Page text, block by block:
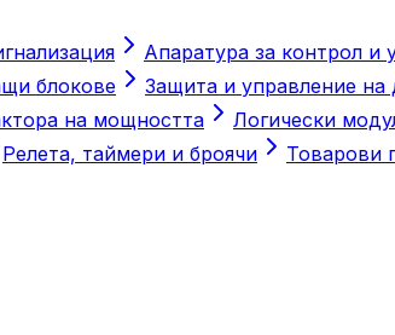
Апаратура за контрол и
блокове Защита и управление на
на мощността Логически
Релета, таймери и броячи Товарови